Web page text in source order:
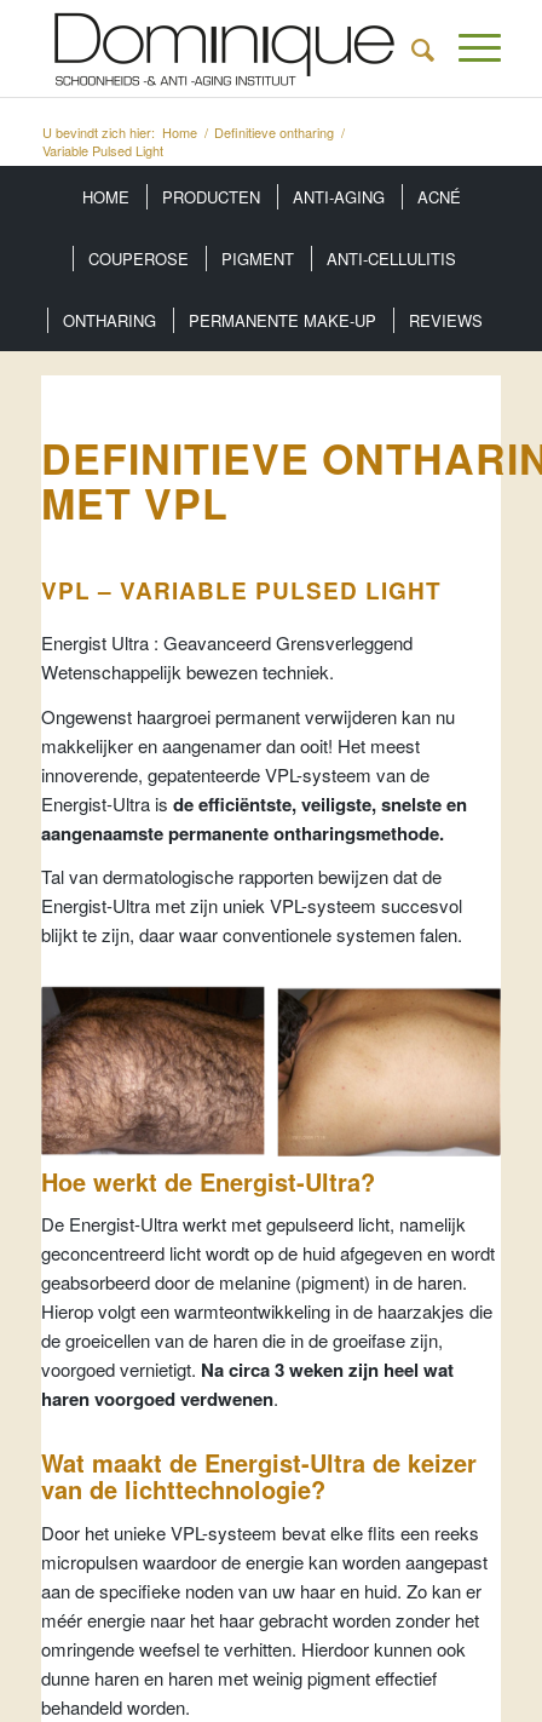
U bevindt zich hier: Home / Definitieve ontharing /
Variable Pulsed Light
HOME PRODUCTEN ANTI-AGING ACNÉ
COUPEROSE PIGMENT ANTI-CELLULITIS
ONTHARING PERMANENTE MAKE-UP REVIEWS
DEFINITIEVE
MET VPL
VPL – VARIABLE PULSED LIGHT
Energist Ultra : Geavanceerd Grensverleggend
Wetenschappelijk bewezen techniek.
Ongewenst haargroei permanent verwijderen kan nu
makkelijker en aangenamer dan ooit! Het meest
innoverende, gepatenteerde VPL-systeem van de
Energist-Ultra is de efficiëntste, veiligste, snelste en
aangenaamste permanente ontharingsmethode.
Tal van dermatologische rapporten bewijzen dat de
Energist-Ultra met zijn uniek VPL-systeem succesvol
blijkt te zijn, daar waar conventionele systemen falen.
Hoe werkt de Energist-Ultra?
De Energist-Ultra werkt met gepulseerd licht, namelijk
geconcentreerd licht wordt op de huid afgegeven en wordt
geabsorbeerd door de melanine (pigment) in de haren.
Hierop volgt een warmteontwikkeling in de haarzakjes die
de groeicellen van de haren die in de groeifase zijn,
voorgoed vernietigt. Na circa 3 weken zijn heel wat
haren voorgoed verdwenen.
Wat maakt de Energist-Ultra de keizer
van de lichttechnologie?
Door het unieke VPL-systeem bevat elke flits een reeks
micropulsen waardoor de energie kan worden aangepast
aan de specifieke noden van uw haar en huid. Zo kan er
méér energie naar het haar gebracht worden zonder het
omringende weefsel te verhitten. Hierdoor kunnen ook
dunne haren en haren met weinig pigment effectief
behandeld worden.